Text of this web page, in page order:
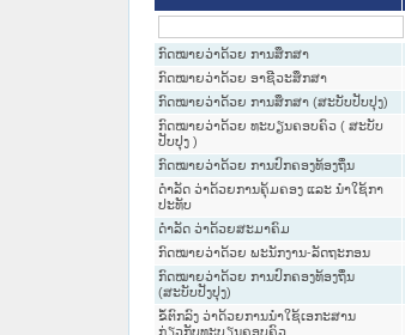
ກົດໝາຍວ່າດ້ວຍ ການສຶກສາ
ກົດໝາຍວ່າດ້ວຍ ອາຊີວະສຶກສາ
ກົດໝາຍວ່າດ້ວຍ ການສຶກສາ (ສະບັບປັບປຸງ)
ກົດ​ໝາຍວ່າ​ດ້ວຍ ທະບຽນຄອບຄົວ ( ສະ​ບັບ​
ປັບ​ປຸງ )
ກົດໝາຍວ່າດ້ວຍ ການປົກຄອງທ້ອງຖິ່ນ
ດຳລັດ ວ່າດ້ວຍການຄຸ້ມຄອງ ແລະ ນຳໃຊ້ກາ
ປະທັບ
ດຳລັດ ວ່າດ້ວຍສະມາຄົມ
ກົດໝາຍວ່າດ້ວຍ ພະນັກງານ-ລັດຖະກອນ
ກົດໝາຍວ່າດ້ວຍ ການປົກຄອງທ້ອງຖິ່ນ
(ສະບັບປັງປຸງ)
ຂໍ້ຕົກລົງ ວ່າດ້ວຍການນຳໃຊ້ເອກະສານ
ກ່ຽວກັບທະບຽນຄອບຄົວ